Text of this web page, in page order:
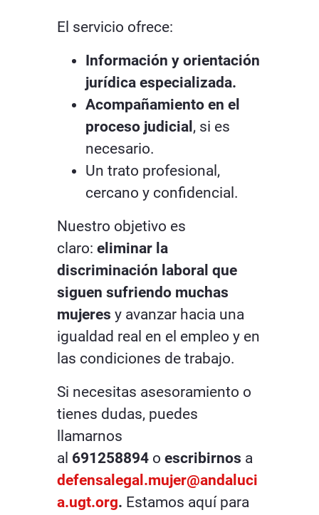
El servicio ofrece:
Información y orientación
jurídica especializada.
Acompañamiento en el
proceso judicial , si es
necesario.
Un trato profesional,
cercano y confidencial.
Nuestro objetivo es
claro: eliminar la
discriminación laboral que
siguen sufriendo muchas
mujeres y avanzar hacia una
igualdad real en el empleo y en
las condiciones de trabajo.
Si necesitas asesoramiento o
tienes dudas, puedes
llamarnos
al 691258894 o escribirnos a
defensalegal.mujer@andaluci
a.ugt.org. Estamos aquí para